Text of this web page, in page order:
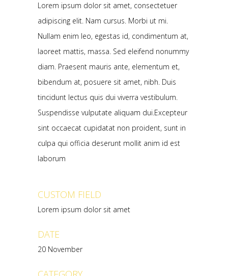
Lorem ipsum dolor sit amet, consectetuer
adipiscing elit. Nam cursus. Morbi ut mi.
Nullam enim leo, egestas id, condimentum at,
laoreet mattis, massa. Sed eleifend nonummy
diam. Praesent mauris ante, elementum et,
bibendum at, posuere sit amet, nibh. Duis
tincidunt lectus quis dui viverra vestibulum.
Suspendisse vulputate aliquam dui.Excepteur
sint occaecat cupidatat non proident, sunt in
culpa qui officia deserunt mollit anim id est
laborum
CUSTOM FIELD
Lorem ipsum dolor sit amet
DATE
20 November